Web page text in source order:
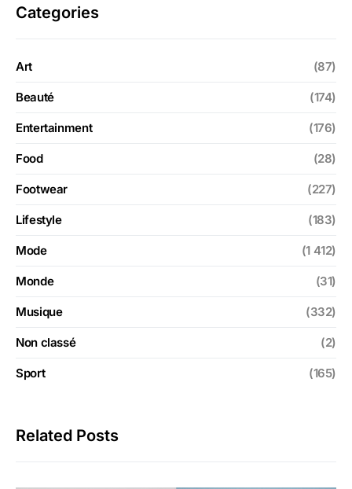
Categories
Art (87)
Beauté (174)
Entertainment (176)
Food (28)
Footwear (227)
Lifestyle (183)
Mode (1 412)
Monde (31)
Musique (332)
Non classé (2)
Sport (165)
Related Posts